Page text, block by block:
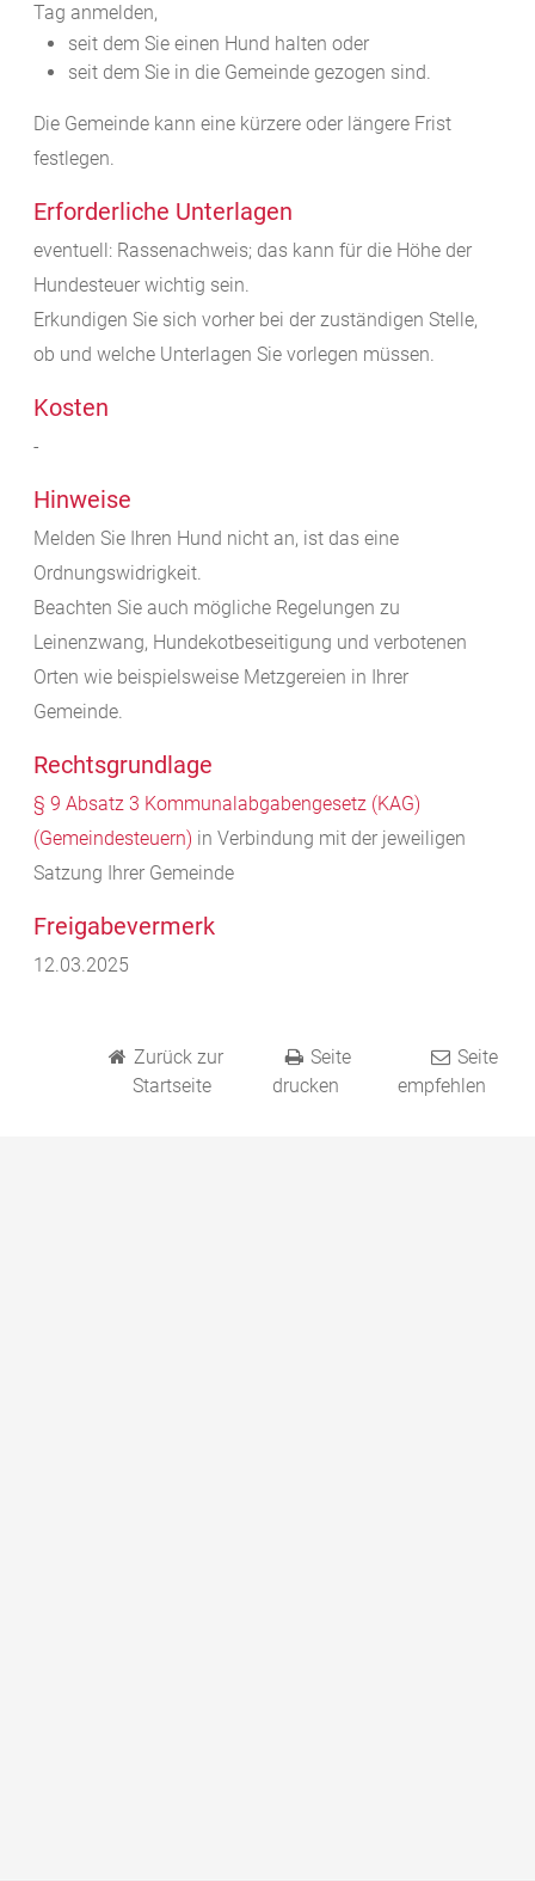
Tag anmelden,
seit dem Sie einen Hund halten oder
seit dem Sie in die Gemeinde gezogen sind.
Die Gemeinde kann eine kürzere oder längere Frist
festlegen.
Erforderliche Unterlagen
eventuell: Rassenachweis; das kann für die Höhe der
Hundesteuer wichtig sein.
Erkundigen Sie sich vorher bei der zuständigen Stelle,
ob und welche Unterlagen Sie vorlegen müssen.
Kosten
-
Hinweise
Melden Sie Ihren Hund nicht an, ist das eine
Ordnungswidrigkeit.
Beachten Sie auch mögliche Regelungen zu
Leinenzwang, Hundekotbeseitigung und verbotenen
Orten wie beispielsweise Metzgereien in Ihrer
Gemeinde.
Rechtsgrundlage
§ 9 Absatz 3 Kommunalabgabengesetz (KAG)
(Gemeindesteuern) in Verbindung mit der jeweiligen
Satzung Ihrer Gemeinde
Freigabevermerk
12.03.2025
Zurück zur
Startseite
Seite
drucken
Seite
empfehlen